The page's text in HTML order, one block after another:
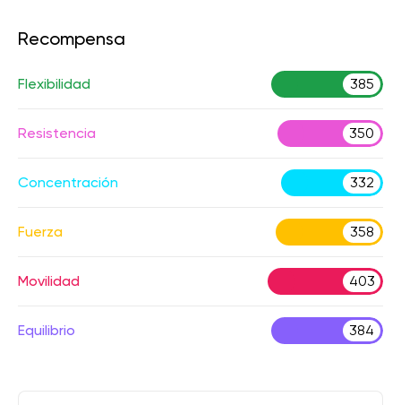
Recompensa
Flexibilidad 385
Resistencia 350
Concentración 332
Fuerza 358
Movilidad 403
Equilibrio 384